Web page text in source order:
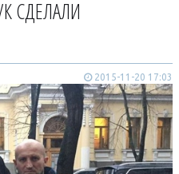
СДЕЛАЛИ
2015-11-20 17:03